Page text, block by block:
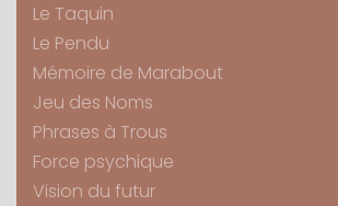
Le Taquin
Le Pendu
Mémoire de Marabout
Jeu des Noms
Phrases à Trous
Force psychique
Vision du futur